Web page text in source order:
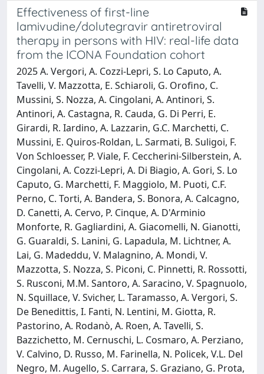
Effectiveness of first-line
lamivudine/dolutegravir antiretroviral
therapy in persons with HIV: real-life data
from the ICONA Foundation cohort
2025 A. Vergori, A. Cozzi-Lepri, S. Lo Caputo, A.
Tavelli, V. Mazzotta, E. Schiaroli, G. Orofino, C.
Mussini, S. Nozza, A. Cingolani, A. Antinori, S.
Antinori, A. Castagna, R. Cauda, G. Di Perri, E.
Girardi, R. Iardino, A. Lazzarin, G.C. Marchetti, C.
Mussini, E. Quiros-Roldan, L. Sarmati, B. Suligoi, F.
Von Schloesser, P. Viale, F. Ceccherini-Silberstein, A.
Cingolani, A. Cozzi-Lepri, A. Di Biagio, A. Gori, S. Lo
Caputo, G. Marchetti, F. Maggiolo, M. Puoti, C.F.
Perno, C. Torti, A. Bandera, S. Bonora, A. Calcagno,
D. Canetti, A. Cervo, P. Cinque, A. D'Arminio
Monforte, R. Gagliardini, A. Giacomelli, N. Gianotti,
G. Guaraldi, S. Lanini, G. Lapadula, M. Lichtner, A.
Lai, G. Madeddu, V. Malagnino, A. Mondi, V.
Mazzotta, S. Nozza, S. Piconi, C. Pinnetti, R. Rossotti,
S. Rusconi, M.M. Santoro, A. Saracino, V. Spagnuolo,
N. Squillace, V. Svicher, L. Taramasso, A. Vergori, S.
De Benedittis, I. Fanti, N. Lentini, M. Giotta, R.
Pastorino, A. Rodanò, A. Roen, A. Tavelli, S.
Bazzichetto, M. Cernuschi, L. Cosmaro, A. Perziano,
V. Calvino, D. Russo, M. Farinella, N. Policek, V.L. Del
Negro, M. Augello, S. Carrara, S. Graziano, G. Prota,